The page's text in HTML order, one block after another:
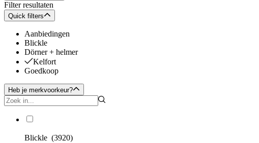
Filter resultaten
Quick filters
Aanbiedingen
Blickle
Dörner + helmer
Kelfort
Goedkoop
Heb je merkvoorkeur?
Blickle (3920)